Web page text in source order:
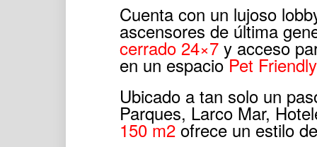
Cuenta con un lujoso
ascensores de última
cerrado 24×7y acceso
en un espacioPet Friendly
Ubicado a tan solo un
Parques, Larco Mar,
150 m2ofrece un estilo